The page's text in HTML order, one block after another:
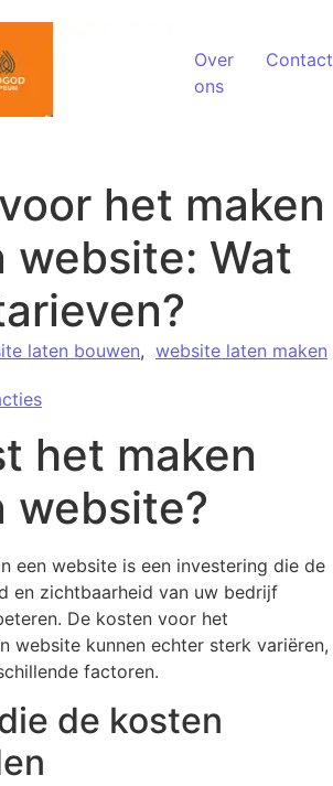
Over
ons
Contact
het maken
website: Wat
laten bouwen, website laten maken
het maken
website?
een website is een investering die de
en zichtbaarheid van uw bedrijf
De kosten voor het
website kunnen echter sterk variëren,
factoren.
de kosten